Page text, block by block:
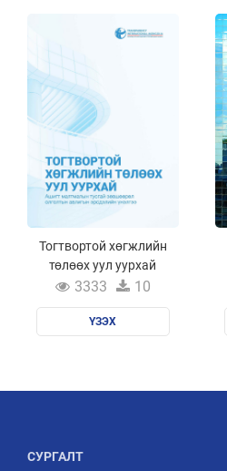
Тогтвортой хөгжлийн
төлөөх уул уурхай
3333 10
ҮЗЭХ
СУРГАЛТ